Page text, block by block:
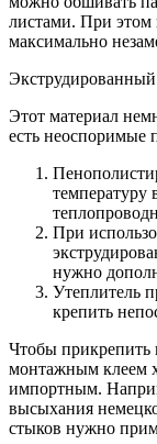
листами. При этом
максимально
Этот материал
есть неоспоримые
температуру
При
нужно
Утеплитель
крепить
Чтобы прикрепить
монтажным клеем
импортным.
высыхания
стыков нужно